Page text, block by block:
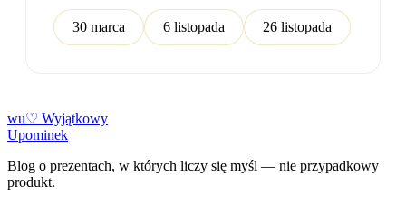
30 marca 6 listopada 26 listopada
wu♡ Wyjątkowy
Upominek
Blog o prezentach, w których liczy się myśl — nie przypadkowy
produkt.